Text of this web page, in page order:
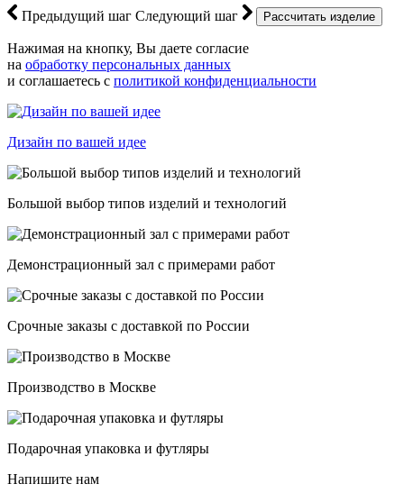
Предыдущий шаг Следующий шаг
Нажимая на кнопку, Вы даете согласие
на обработку персональных данных
и соглашаетесь с политикой конфиденциальности
Дизайн по вашей идее
Большой выбор типов изделий и технологий
Демонстрационный зал с примерами работ
Срочные заказы с доставкой по России
Производство в Москве
Подарочная упаковка и футляры
Напишите нам